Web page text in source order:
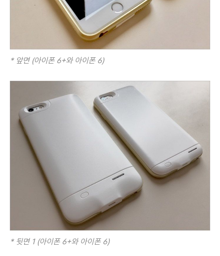
* 앞면 (아이폰 6+와 아이폰 6)
* 뒷면 1 (아이폰 6+와 아이폰 6)